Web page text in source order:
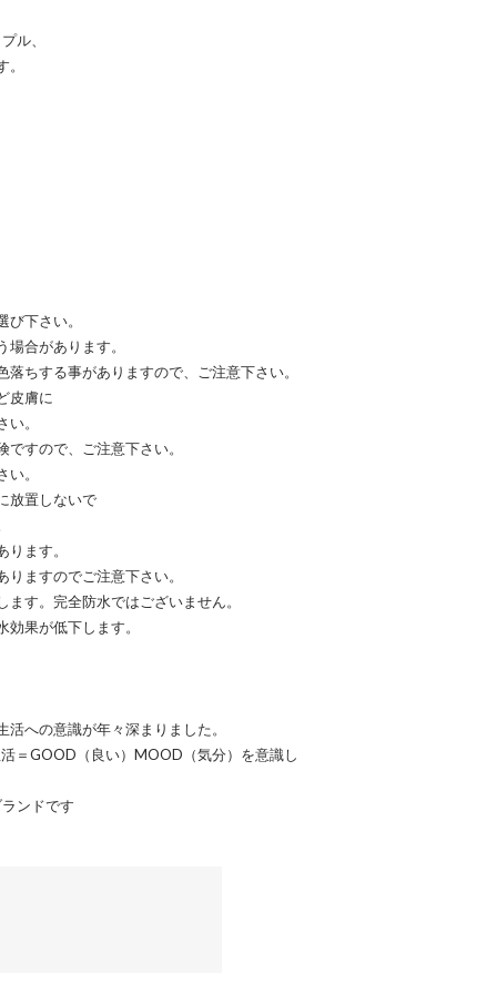
ル、
下さい。
合があります。
ちする事がありますので、ご注意下さい。
皮膚に
。
すので、ご注意下さい。
。
放置しないで
ます。
ますのでご注意下さい。
す。完全防水ではございません。
果が低下します。
への意識が年々深まりました。
＝GOOD（良い）MOOD（気分）を意識し
ンドです